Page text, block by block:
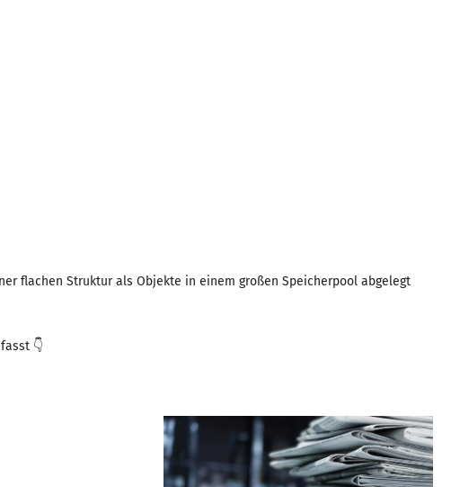
flachen Struktur als Objekte in einem großen Speicherpool abgelegt
👇